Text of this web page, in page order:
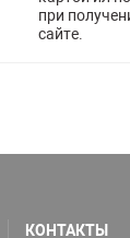
при
сайте.
КОНТАКТЫ